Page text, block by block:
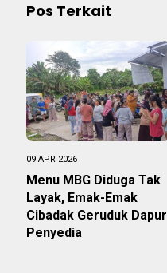
Pos Terkait
09 APR 2026
Menu MBG Diduga Tak
Layak, Emak-Emak
Cibadak Geruduk Dapur
Penyedia